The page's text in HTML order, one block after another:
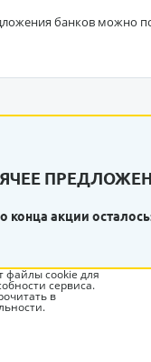
банков можно
конца акции
файлы cookie для
сервиса.
в
.